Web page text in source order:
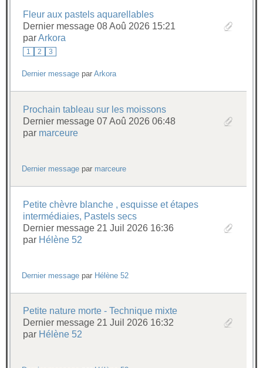
Fleur aux pastels aquarellables
Dernier message 08 Aoû 2026 15:21
parArkora
1 2 3
Dernier message parArkora
Prochain tableau sur les moissons
Dernier message 07 Aoû 2026 06:48
par marceure
Dernier message par marceure
Petite chèvre blanche , esquisse et étapes
intermédiaies, Pastels secs
Dernier message 21 Juil 2026 16:36
par Hélène 52
Dernier message par Hélène 52
Petite nature morte - Technique mixte
Dernier message 21 Juil 2026 16:32
par Hélène 52